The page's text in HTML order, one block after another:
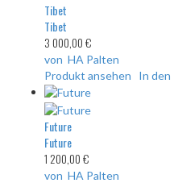
Tibet
Tibet
3 000,00 €
von HA Palten
Produkt ansehen
In den
Future
Future
1 200,00 €
von HA Palten